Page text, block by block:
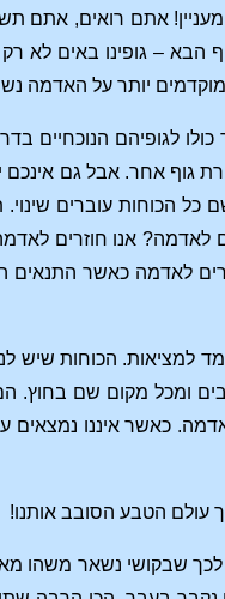
אתם רואים, אתם
– גופינו באים לא רק
מוקדמים יותר על האדמה
הנוכחיים בדרך
גוף אחר. אבל גם אינכם
כל הכוחות עוברים
לאדמה? אנו חוזרים
לאדמה כאשר התנאים
למציאות. הכוחות שיש
ומכל מקום שם בחוץ. הם
כאשר איננו
עולם הטבע הסובב אותנו!
שבקושי נשאר משהו